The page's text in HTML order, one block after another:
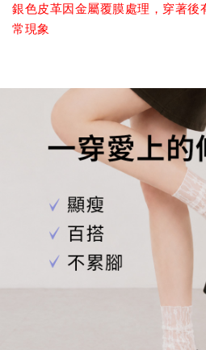
銀色皮革因金屬覆膜處理，穿著後
常現象